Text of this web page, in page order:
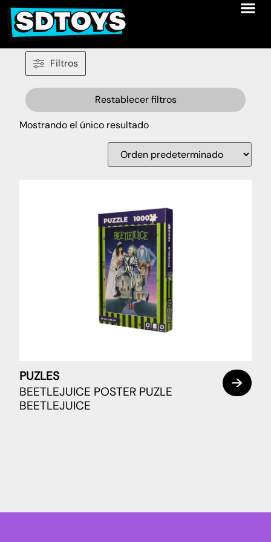
Filtros
Restablecer filtros
Mostrando el único resultado
PUZLES
BEETLEJUICE POSTER PUZLE
BEETLEJUICE